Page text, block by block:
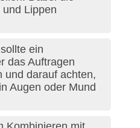
Lippen
ein
das Auftragen
und darauf achten,
Augen oder Mund